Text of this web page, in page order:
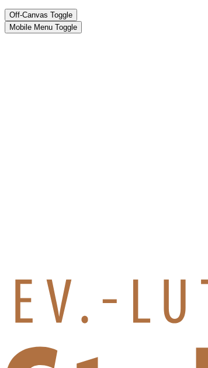
Off-Canvas Toggle
Mobile Menu Toggle